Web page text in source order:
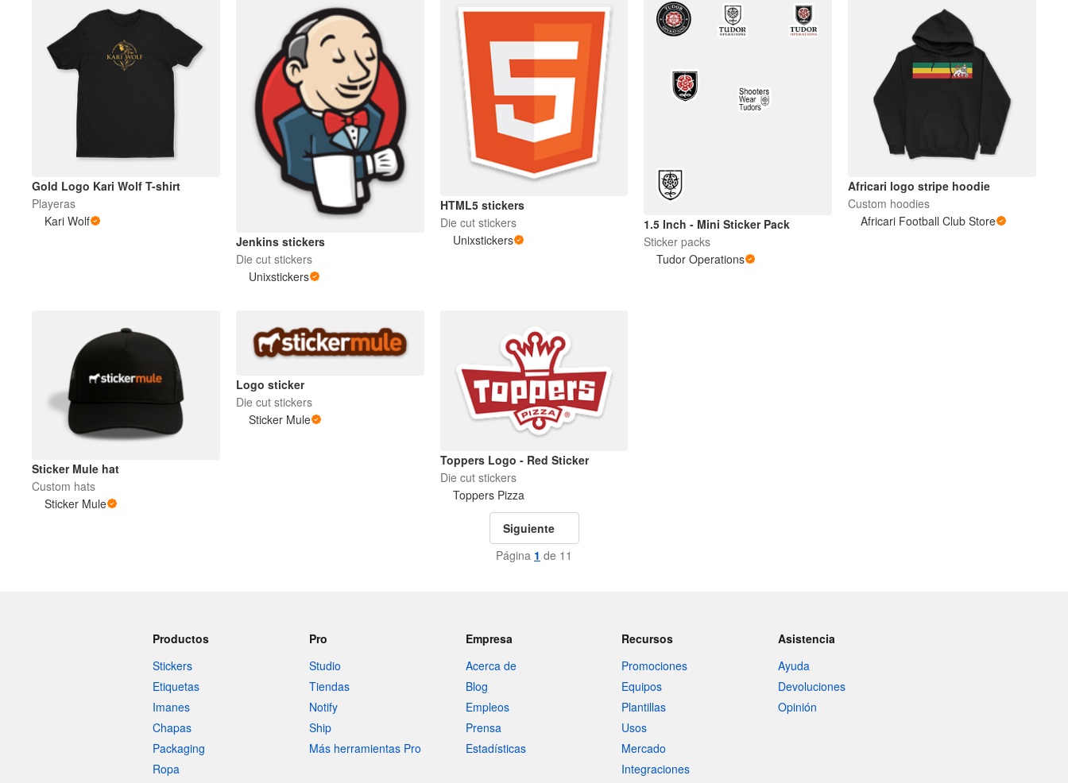
Gold Logo Kari Wolf T-shirt
Playeras
Kari Wolf
Jenkins stickers
Die cut stickers
Unixstickers
HTML5 stickers
Die cut stickers
Unixstickers
1.5 Inch - Mini Sticker Pack
Sticker packs
Tudor Operations
Africari logo stripe hoodie
Custom hoodies
Africari Football Club Store
Sticker Mule hat
Custom hats
Sticker Mule
Logo sticker
Die cut stickers
Sticker Mule
Toppers Logo - Red Sticker
Die cut stickers
Toppers Pizza
Siguiente
Página 1 de 11
Productos
Stickers
Etiquetas
Imanes
Chapas
Packaging
Ropa
Pro
Studio
Tiendas
Notify
Ship
Más herramientas Pro
Empresa
Acerca de
Blog
Empleos
Prensa
Estadísticas
Recursos
Promociones
Equipos
Plantillas
Usos
Mercado
Integraciones
Asistencia
Ayuda
Devoluciones
Opinión